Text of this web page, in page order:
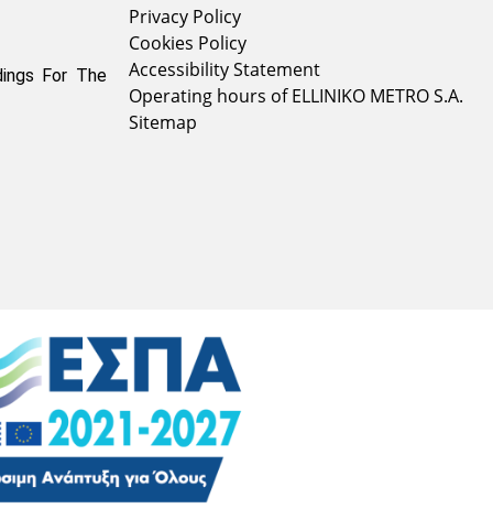
For The
Privacy Policy
Cookies Policy
Accessibility Statement
Operating hours of ELLINIKO METRO S.A.
Sitemap